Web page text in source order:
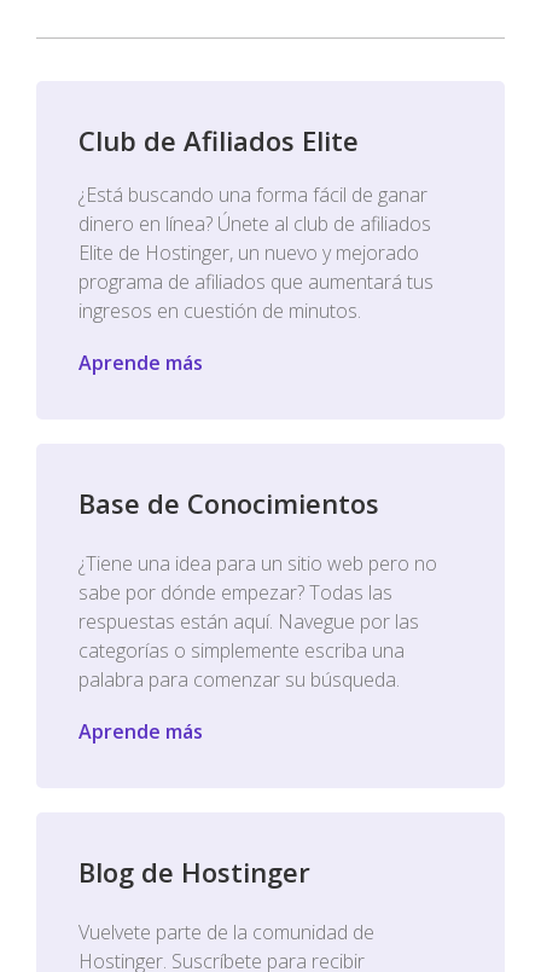
Club de Afiliados Elite
¿Está buscando una forma fácil de ganar
dinero en línea? Únete al club de afiliados
Elite de Hostinger, un nuevo y mejorado
programa de afiliados que aumentará tus
ingresos en cuestión de minutos.
Aprende más
Base de Conocimientos
¿Tiene una idea para un sitio web pero no
sabe por dónde empezar? Todas las
respuestas están aquí. Navegue por las
categorías o simplemente escriba una
palabra para comenzar su búsqueda.
Aprende más
Blog de Hostinger
Vuelvete parte de la comunidad de
Hostinger. Suscríbete para recibir